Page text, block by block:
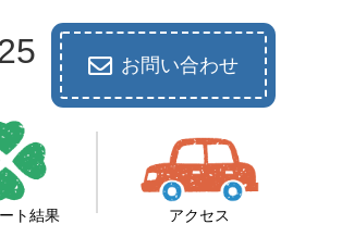
お問い合わせ
ト結果 アクセス